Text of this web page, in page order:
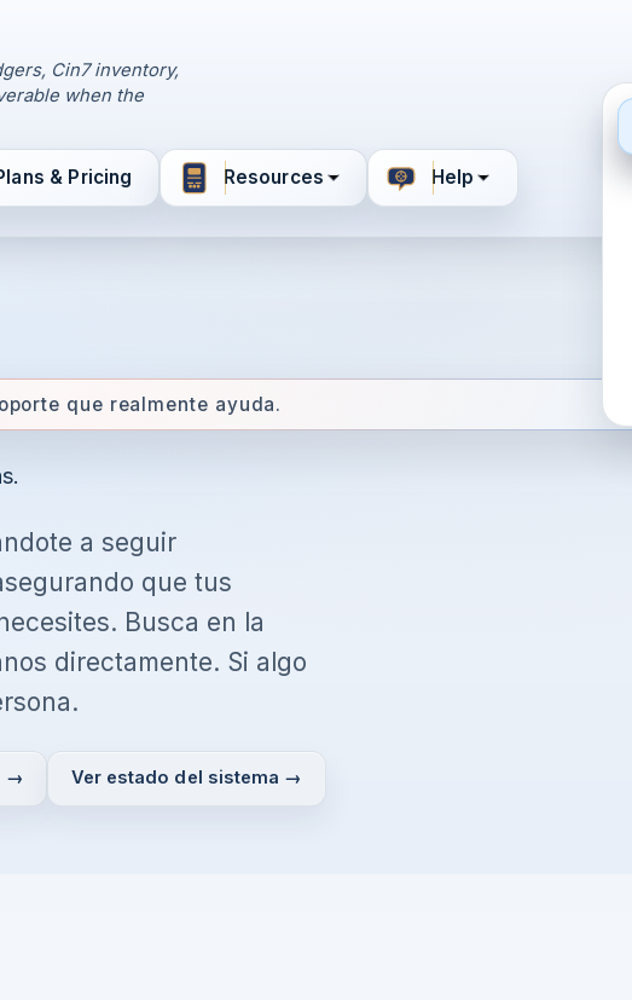
Cin7 inventory,
when the
& Pricing Resources Help
que realmente ayuda.
a seguir
que tus
Busca en la
directamente. Si algo
→ Ver estado del sistema →